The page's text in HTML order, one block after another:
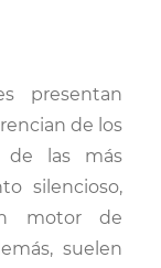
presentan
de los
de las más
silencioso,
motor de
suelen